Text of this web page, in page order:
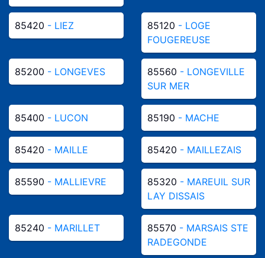
85420 - LIEZ 85120 - LOGE
FOUGEREUSE
85200 - LONGEVES 85560 - LONGEVILLE
SUR MER
85400 - LUCON 85190 - MACHE
85420 - MAILLE 85420 - MAILLEZAIS
85590 - MALLIEVRE 85320 - MAREUIL SUR
LAY DISSAIS
85240 - MARILLET 85570 - MARSAIS STE
RADEGONDE